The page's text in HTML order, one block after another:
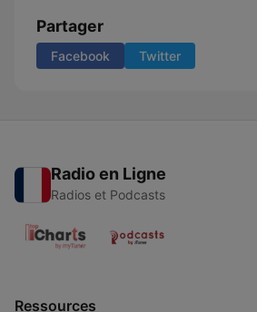
Partager
Facebook Twitter
Radio en Ligne
Radios et Podcasts
Ressources